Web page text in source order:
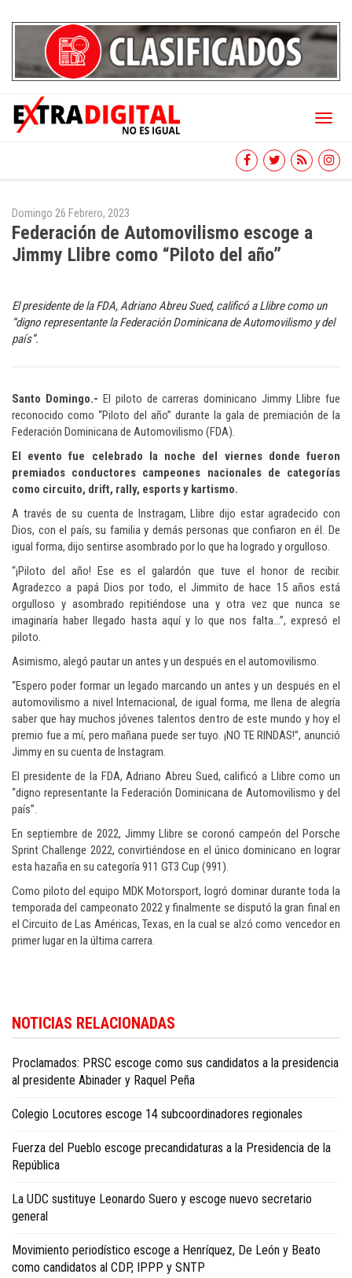
Toggle
Domingo 26 Febrero, 2023
Federación de Automovilismo escoge a
Jimmy Llibre como “Piloto del año”
El presidente de la FDA, Adriano Abreu Sued, calificó a Llibre como un
“digno representante la Federación Dominicana de Automovilismo y del
país”.
Santo Domingo.- El piloto de carreras dominicano Jimmy Llibre fue
reconocido como “Piloto del año” durante la gala de premiación de la
Federación Dominicana de Automovilismo (FDA).
El evento fue celebrado la noche del viernes donde fueron
premiados conductores campeones nacionales de categorías
como circuito, drift, rally, esports y kartismo.
A través de su cuenta de Instragam, Llibre dijo estar agradecido con
Dios, con el país, su familia y demás personas que confiaron en él. De
igual forma, dijo sentirse asombrado por lo que ha logrado y orgulloso.
“¡Piloto del año! Ese es el galardón que tuve el honor de recibir.
Agradezco a papá Dios por todo, el Jimmito de hace 15 años está
orgulloso y asombrado repitiéndose una y otra vez que nunca se
imaginaría haber llegado hasta aquí y lo que nos falta…”, expresó el
piloto.
Asimismo, alegó pautar un antes y un después en el automovilismo.
“Espero poder formar un legado marcando un antes y un después en el
automovilismo a nivel Internacional, de igual forma, me llena de alegría
saber que hay muchos jóvenes talentos dentro de este mundo y hoy el
premio fue a mí, pero mañana puede ser tuyo. ¡NO TE RINDAS!”, anunció
Jimmy en su cuenta de Instagram.
El presidente de la FDA, Adriano Abreu Sued, calificó a Llibre como un
“digno representante la Federación Dominicana de Automovilismo y del
país”.
En septiembre de 2022, Jimmy Llibre se coronó campeón del Porsche
Sprint Challenge 2022, convirtiéndose en el único dominicano en lograr
esta hazaña en su categoría 911 GT3 Cup (991).
Como piloto del equipo MDK Motorsport, logró dominar durante toda la
temporada del campeonato 2022 y finalmente se disputó la gran final en
el Circuito de Las Américas, Texas, en la cual se alzó como vencedor en
primer lugar en la última carrera.
English.
NOTICIAS RELACIONADAS
Proclamados: PRSC escoge como sus candidatos a la presidencia
al presidente Abinader y Raquel Peña
Colegio Locutores escoge 14 subcoordinadores regionales
Fuerza del Pueblo escoge precandidaturas a la Presidencia de la
República
La UDC sustituye Leonardo Suero y escoge nuevo secretario
general
Movimiento periodístico escoge a Henríquez, De León y Beato
como candidatos al CDP, IPPP y SNTP